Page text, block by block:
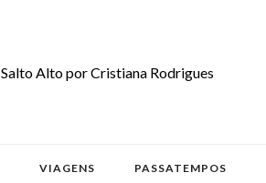
VIAGENS PASSATEMPOS